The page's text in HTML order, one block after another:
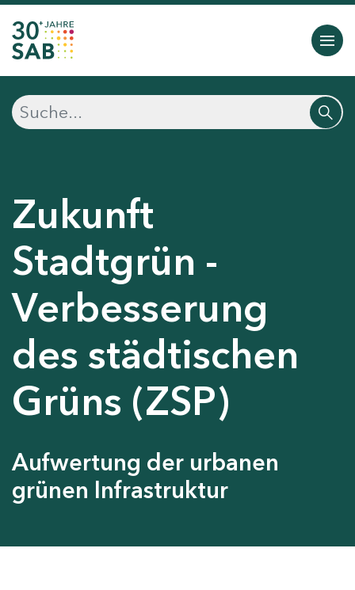
Zukunft
Stadtgrün -
Verbesserung
des städtischen
Grüns (ZSP)
Aufwertung der urbanen
grünen Infrastruktur